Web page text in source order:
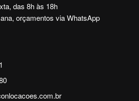
das 8h às 18h
orçamentos via WhatsApp